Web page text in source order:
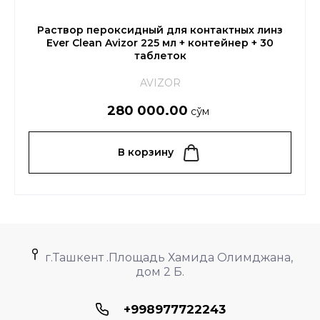
Раствор пероксидный для контактных линз
Ever Clean Avizor 225 мл + контейнер + 30
таблеток
AVIZOR
280 000.00 сўм
В корзину
г.Ташкент .Площадь Хамида Олимджана,
дом 2 Б.
+998977722243